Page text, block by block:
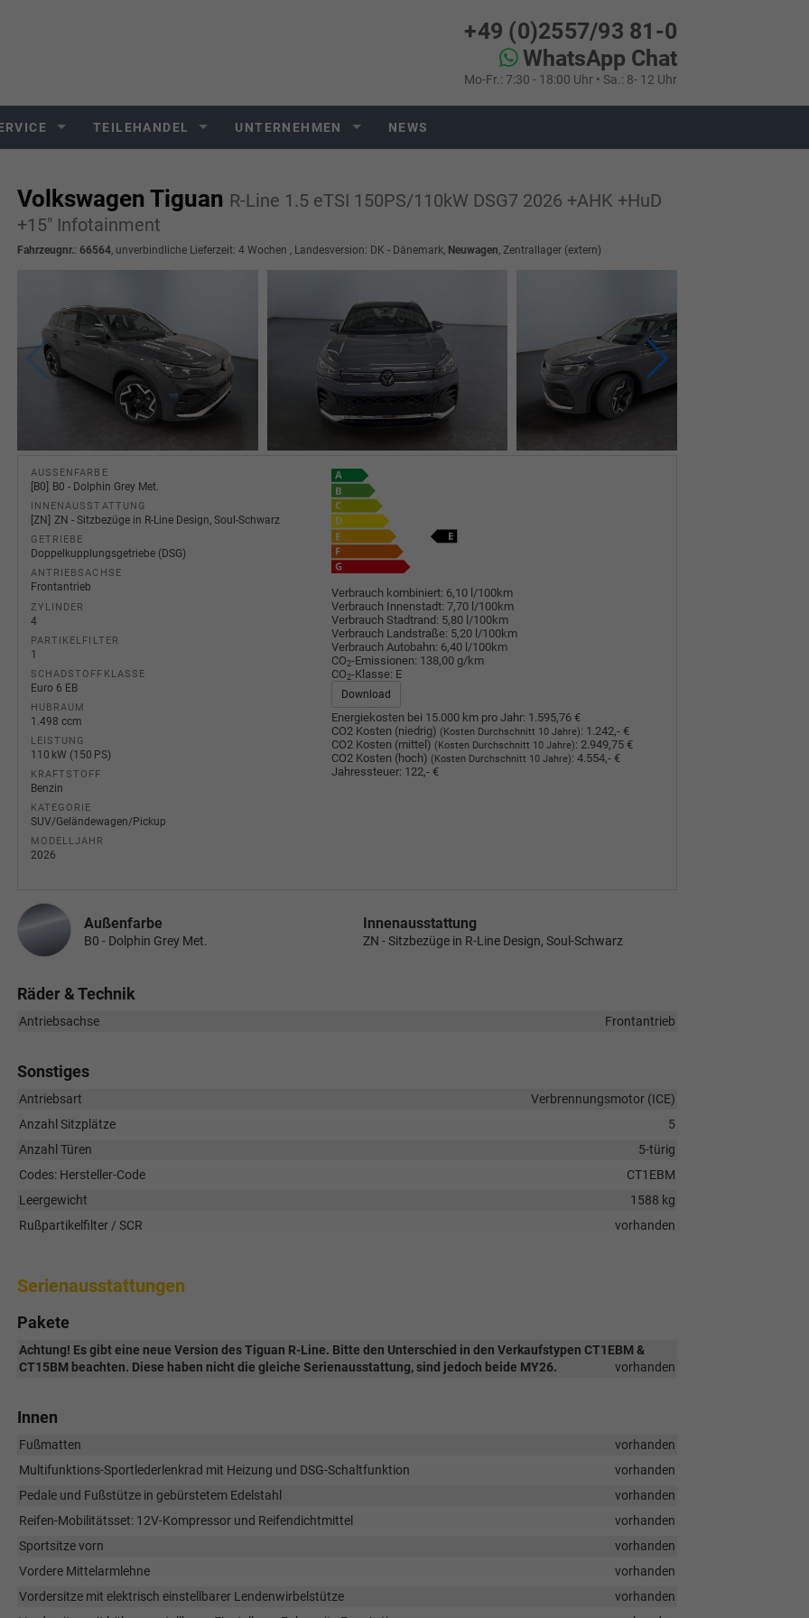
+49 (0)2557/93 81-0
WhatsApp Chat
Mo-Fr.: 7:30 - 18:00 Uhr • Sa.: 8- 12 Uhr
TEILEHANDEL UNTERNEHMEN NEWS
Volkswagen Tiguan R-Line 1.5 eTSI 150PS/110kW DSG7 2026 +AHK +HuD
+15" Infotainment
Fahrzeugnr.: 66564, unverbindliche Lieferzeit: 4 Wochen , Landesversion: DK - Dänemark, Neuwagen, Zentrallager (extern)
AUSSENFARBE
B0 B0 - Dolphin Grey Met.
INNENAUSSTATTUNG
ZN ZN - Sitzbezüge in R-Line Design, Soul-Schwarz
GETRIEBE
Doppelkupplungsgetriebe (DSG)
ANTRIEBSACHSE
Frontantrieb
ZYLINDER
4
PARTIKELFILTER
1
SCHADSTOFFKLASSE
Euro 6 EB
HUBRAUM
1.498 ccm
LEISTUNG
110 kW (150 PS)
KRAFTSTOFF
Benzin
KATEGORIE
SUV/Geländewagen/Pickup
MODELLJAHR
2026
Verbrauch kombiniert: 6,10 l/100km
Verbrauch Innenstadt: 7,70 l/100km
Verbrauch Stadtrand: 5,80 l/100km
Verbrauch Landstraße: 5,20 l/100km
Verbrauch Autobahn: 6,40 l/100km
CO2-Emissionen: 138,00 g/km
CO2-Klasse: E
Download
Energiekosten bei 15.000 km pro Jahr: 1.595,76 €
CO2 Kosten (niedrig) (Kosten Durchschnitt 10 Jahre): 1.242,- €
CO2 Kosten (mittel) (Kosten Durchschnitt 10 Jahre): 2.949,75 €
CO2 Kosten (hoch) (Kosten Durchschnitt 10 Jahre): 4.554,- €
Jahressteuer: 122,- €
Außenfarbe
B0 - Dolphin Grey Met.
Innenausstattung
ZN - Sitzbezüge in R-Line Design, Soul-Schwarz
Räder & Technik
Antriebsachse Frontantrieb
Sonstiges
Antriebsart
Verbrennungsmotor (ICE)
Anzahl Sitzplätze
5
Anzahl Türen
5-türig
Codes: Hersteller-Code
CT1EBM
Leergewicht
1588 kg
Rußpartikelfilter / SCR
vorhanden
Serienausstattungen
Pakete
Achtung! Es gibt eine neue Version des Tiguan R-Line. Bitte den Unterschied in den Verkaufstypen CT1EBM &
CT15BM beachten. Diese haben nicht die gleiche Serienausstattung, sind jedoch beide MY26.
vorhanden
Innen
Fußmatten
vorhanden
Multifunktions-Sportlederlenkrad mit Heizung und DSG-Schaltfunktion
vorhanden
Pedale und Fußstütze in gebürstetem Edelstahl
vorhanden
Reifen-Mobilitätsset: 12V-Kompressor und Reifendichtmittel
vorhanden
Sportsitze vorn
vorhanden
Vordere Mittelarmlehne
vorhanden
Vordersitze mit elektrisch einstellbarer Lendenwirbelstütze
vorhanden